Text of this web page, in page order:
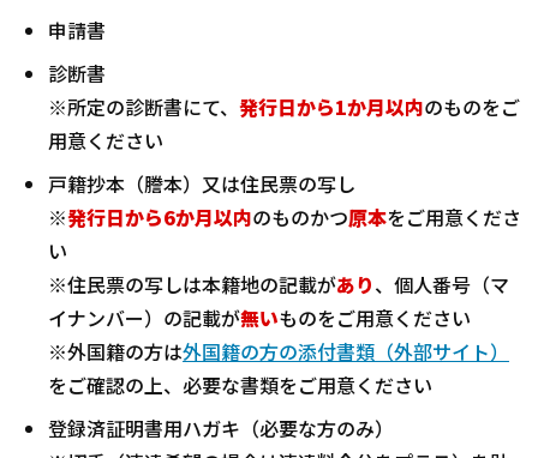
申請書
診断書
※所定の診断書にて、 発行日から1か月以内のものをご
用意ください
戸籍抄本（謄本）又は住民票の写し
※発行日から6か月以内のものかつ原本をご用意くださ
い
※住民票の写しは本籍地の記載があり、個人番号（マ
イナンバー）の記載が無いものをご用意ください
※外国籍の方は外国籍の方の添付書類（外部サイト）
をご確認の上、必要な書類をご用意ください
登録済証明書用ハガキ（必要な方のみ）